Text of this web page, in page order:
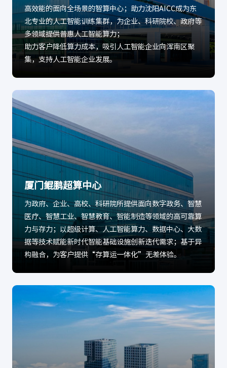
高效能的面向全场景的智算中心；助力沈阳AICC成为东
北专业的人工智能训练集群，为企业、科研院校、政府等
多领域提供普惠人工智能算力；
助力客户降低算力成本，吸引人工智能企业向浑南区聚
集，支持人工智能企业发展。
厦门鲲鹏超算中心
为政府、企业、高校、科研院所提供面向数字政务、智慧
医疗、智慧工业、智慧教育、智能制造等领域的高可靠算
力与存力；以超级计算、人工智能算力、数据中心、大数
据等技术赋能新时代智能基础设施创新迭代需求；基于异
构融合，为客户提供“存算运一体化”无差体验。